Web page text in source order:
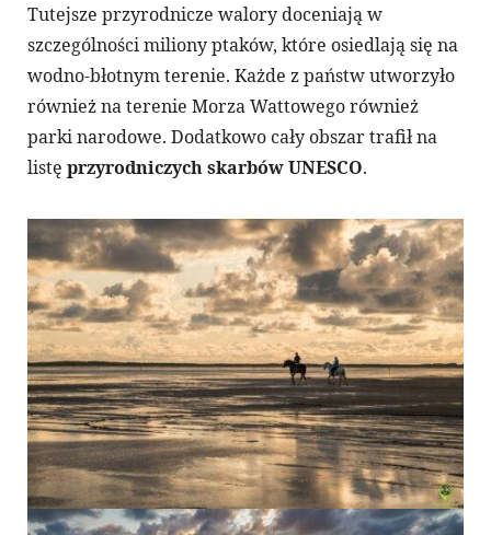
Tutejsze przyrodnicze walory doceniają w
szczególności miliony ptaków, które osiedlają się na
wodno-błotnym terenie. Każde z państw utworzyło
również na terenie Morza Wattowego również
parki narodowe. Dodatkowo cały obszar trafił na
listę przyrodniczych skarbów UNESCO.